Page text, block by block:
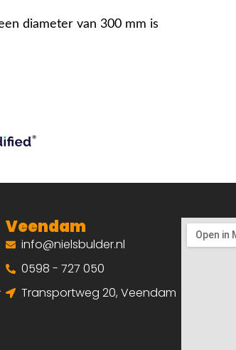
diameter van 300 mm is
Veendam
info@nielsbulder.nl
0598 - 727 050
Transportweg 20, Veendam